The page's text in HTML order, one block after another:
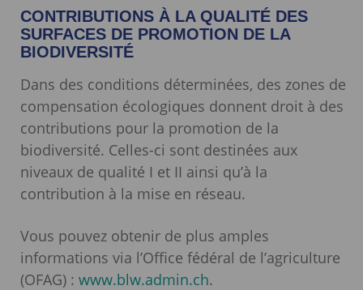
CONTRIBUTIONS À LA QUALITÉ DES
SURFACES DE PROMOTION DE LA
BIODIVERSITÉ
Dans des conditions déterminées, des zones de
compensation écologiques donnent droit à des
contributions pour la promotion de la
biodiversité. Celles-ci sont destinées aux
niveaux de qualité I et II ainsi qu’à la
contribution à la mise en réseau.
Vous pouvez obtenir de plus amples
informations via l’Office fédéral de l’agriculture
(OFAG) : www.blw.admin.ch.